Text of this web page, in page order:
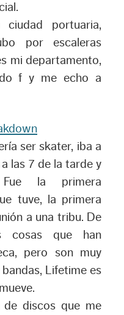
portuaria,
por escaleras
mi departamento,
f y me echo a
ser skater, iba a
las 7 de la tarde y
Fue la primera
tuve, la primera
a una tribu. De
cosas que han
pero son muy
Lifetime es
de discos que me